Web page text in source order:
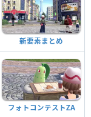
新要素まとめ
フォトコンテストZA